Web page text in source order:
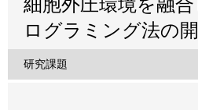
細胞外圧環境を融
ログラミング法の
研究課題